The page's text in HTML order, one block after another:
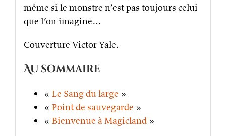
même si le monstre n’est pas toujours celui
que l’on imagine…
Couverture Victor Yale.
Au sommaire
« Le Sang du large »
« Point de sauvegarde »
« Bienvenue à Magicland»